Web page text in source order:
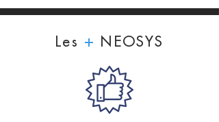
Les + NEOSYS